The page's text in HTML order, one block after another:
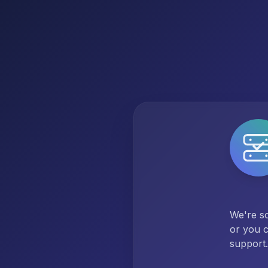
We're
or you
support.